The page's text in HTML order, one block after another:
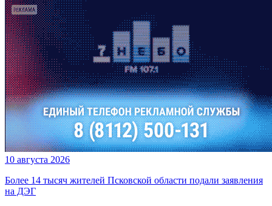
10 августа 2026
Более 14 тысяч жителей Псковской области подали заявления
на ДЭГ